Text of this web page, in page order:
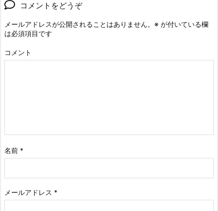
コメントをどうぞ
メールアドレスが公開されることはありません。 ※ が付いている欄
は必須項目です
コメント
名前 *
メールアドレス *